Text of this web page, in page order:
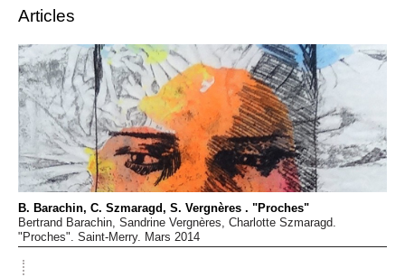
Regarder
Dossiers
Événements
Sacré
Articles
B. Barachin, C. Szmaragd, S. Vergnères . "Proches"
Bertrand Barachin, Sandrine Vergnères, Charlotte Szmaragd.
"Proches". Saint-Merry. Mars 2014